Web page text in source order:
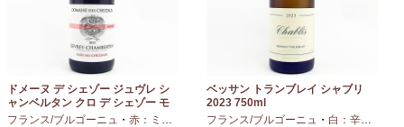
ドメーヌ デ シェゾー ジュヴレ シ
ャンベルタン クロ デ シェゾー モ
ノポール 2023 750ml
フランス/ブルゴーニュ ・ 赤：ミディアムボディ ・ピノノワール
ベッサン トランブレイ シャブリ
2023 750ml
フランス/ブルゴーニュ ・ 白：辛口